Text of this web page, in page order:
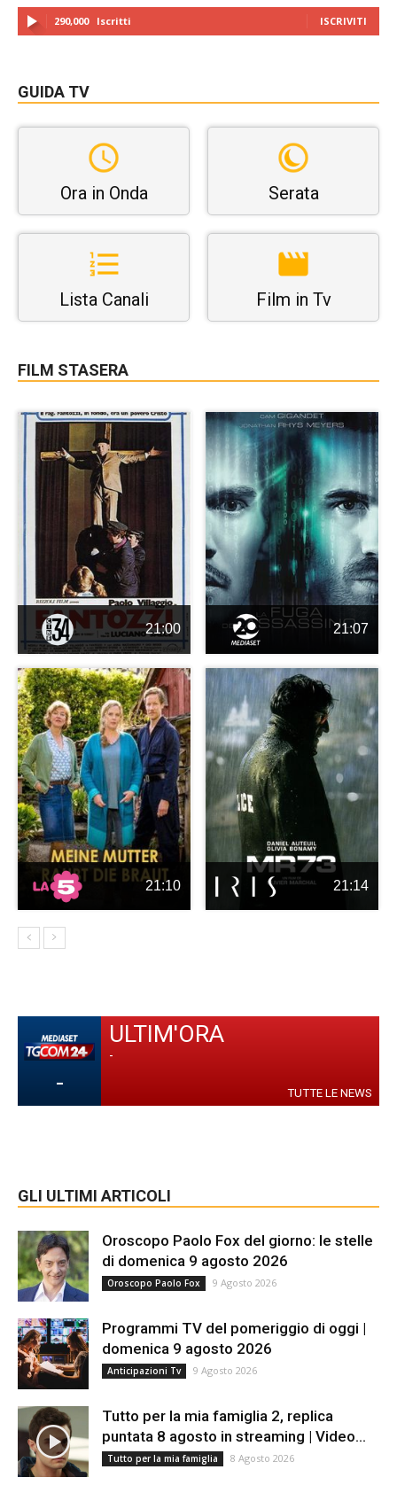
290,000 Iscritti ISCRIVITI
GUIDA TV
Ora in Onda Serata
Lista Canali Film in Tv
FILM STASERA
21:00 21:07
21:10 21:14
-
ULTIM'ORA
-
TUTTE LE NEWS
GLI ULTIMI ARTICOLI
Oroscopo Paolo Fox del giorno: le stelle
di domenica 9 agosto 2026
Oroscopo Paolo Fox 9 Agosto 2026
Programmi TV del pomeriggio di oggi |
domenica 9 agosto 2026
Anticipazioni Tv 9 Agosto 2026
Tutto per la mia famiglia 2, replica
puntata 8 agosto in streaming | Video...
Tutto per la mia famiglia 8 Agosto 2026